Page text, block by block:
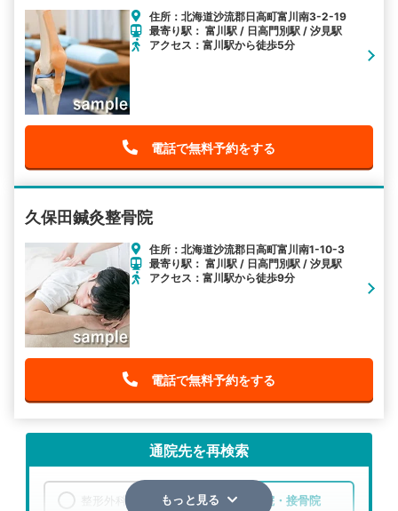
駅から探す 院名から探す
住所：北海道沙流郡日高町富川南3-2-19
最寄り駅： 富川駅 / 日高門別駅 / 汐見駅
アクセス：富川駅から徒歩5分
電話で無料予約をする
久保田鍼灸整骨院
住所：北海道沙流郡日高町富川南1-10-3
最寄り駅： 富川駅 / 日高門別駅 / 汐見駅
アクセス：富川駅から徒歩9分
電話で無料予約をする
通院先を再検索
整形外科 整骨院・接骨院
もっと見る